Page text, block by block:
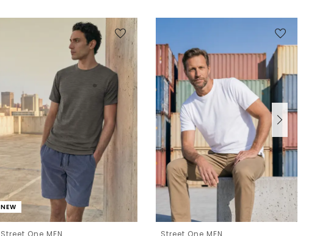
NEW
Street One MEN Street One MEN